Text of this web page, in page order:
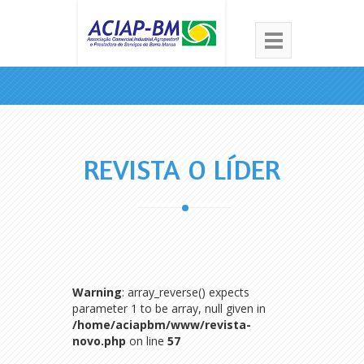
REVISTA O LÍDER
Warning: array_reverse() expects
parameter 1 to be array, null given in
/home/aciapbm/www/revista-
novo.php on line 57